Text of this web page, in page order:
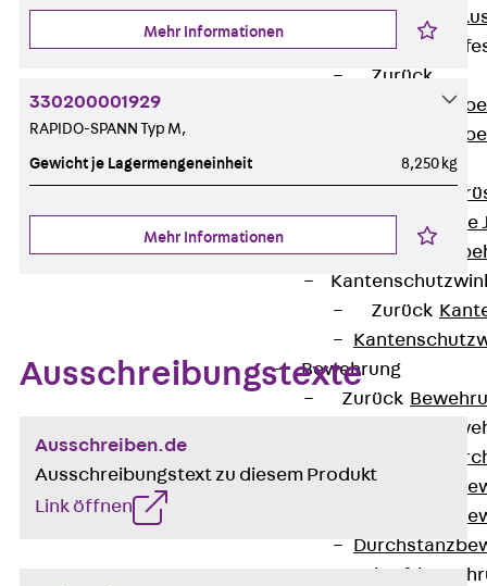
Zurück
Gerüstschuhe
Gerüstschuhe
Zurück
Bewehrung
Zurück
Mehr Informationen
330200001929
RAPIDO-SPANN Typ M,
Gewicht je Lagermengeneinheit 8,250 kg
Mehr Informationen
Ausschreibungstexte
Ausschreiben.de
Ausschreibungstext zu diesem Produkt
Link öffnen